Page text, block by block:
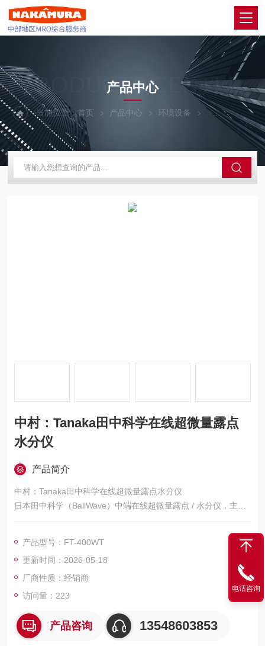
PRODUCTS CENTER
产品中心
当前位置：首页 产品中心 环境设备 Tanaka田中科
中村：Tanaka田中科学在线超微量露点
水分仪
产品简介
中村：Tanaka田中科学在线超微量露点水分仪
日本田中科学（BallWave）中端在线超微量露点 / 水分仪，主打p
pb 级高精度、1 秒极速响应、石英球 SAW 传感器，适配半导
产品型号：FT-400WT
更新时间：2026-05-18
厂商性质：经销商
访问量：223
产品咨询 13548603853
电话咨询